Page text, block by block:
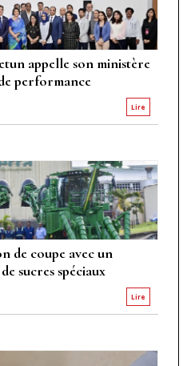
appelle son ministère
performance
Lire
de coupe avec un
sucres spéciaux
Lire